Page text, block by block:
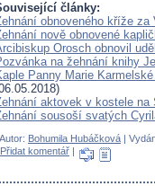
články:
obnoveného kříže za
nově obnovené
Orosch obnovil
na žehnání knihy
Panny Marie
aktovek v kostele na
sousoší svatých
Bohumila Hubáčková |
Přidat komentář |